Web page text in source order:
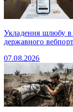
Укладення шлюбу в
державного
07.08.2026